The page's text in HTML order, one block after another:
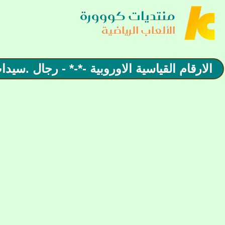
منتديات كووورة
الألعاب الرياضية
الارقام القياسية الاوروبية -*-* - رجال